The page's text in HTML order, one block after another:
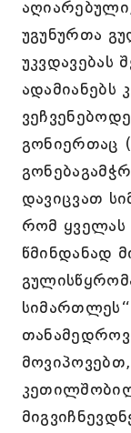
უგუნურთა
უკვდავებას
გონიერთაც
დავიცვათ
რომ
წმინდანად